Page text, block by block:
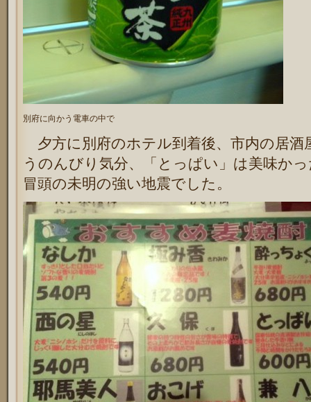
別府に向かう電車の中で
夕方に別府のホテル到着後、市内の居酒
うのんびり気分、「とっぱい」は美味か
冒頭の未明の強い地震でした。